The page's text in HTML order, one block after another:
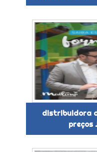
distribuidora
preços